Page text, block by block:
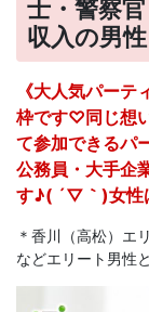
士・警察
収入の男
《大人気パー
枠です♡同じ想
て参加できるパ
公務員・大手企
す♪( ´▽｀)女性
＊香川（高松）エ
などエリート男性